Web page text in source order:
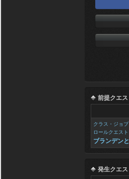
前提クエ
クラス・ジョブ
ロールクエス
ブランデン
発生クエ